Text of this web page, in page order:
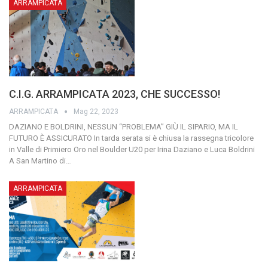
ARRAMPICATA
C.I.G. ARRAMPICATA 2023, CHE SUCCESSO!
ARRAMPICATA Mag 22, 2023
DAZIANO E BOLDRINI, NESSUN “PROBLEMA” GIÙ IL SIPARIO, MA IL
FUTURO È ASSICURATO In tarda serata si è chiusa la rassegna tricolore
in Valle di Primiero Oro nel Boulder U20 per Irina Daziano e Luca Boldrini
A San Martino di
ARRAMPICATA